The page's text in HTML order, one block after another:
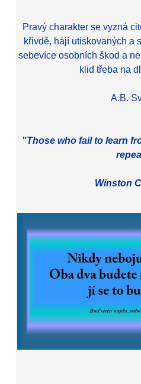
Pravý charakter se vyzná
křivdě, hájí utiskovaných a
sebevíce osobních škod a
klid třeba na
A.B.
"Those who fail to learn
Winston